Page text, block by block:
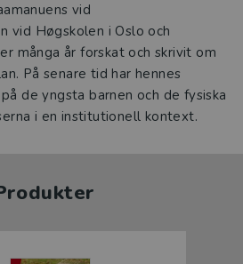
vid
vid Høgskolen i Oslo och
många år forskat och skrivit om
På senare tid har hennes
de yngsta barnen och de fysiska
i en institutionell kontext.